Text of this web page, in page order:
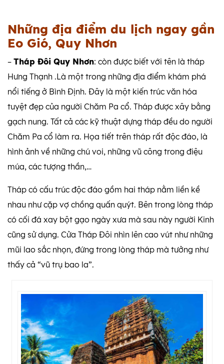
Những địa điểm du lịch ngay gần
Eo Gió, Quy Nhơn
– Tháp Đôi Quy Nhơn: còn được biết với tên là tháp
Hưng Thạnh .Là một trong những địa điểm khám phá
nổi tiếng ở Bình Định. Đây là một kiến trúc văn hóa
tuyệt đẹp của người Chăm Pa cổ. Tháp được xây bằng
gạch nung. Tất cả các kỹ thuật dựng tháp đều do người
Chăm Pa cổ làm ra. Họa tiết trên tháp rất độc đáo, là
hình ảnh về những chú voi, những vũ công trong điệu
múa, các tượng thần,…
Tháp có cấu trúc độc đáo gồm hai tháp nằm liền kề
nhau như cặp vợ chồng quấn quýt. Bên trong lòng tháp
có cối đá xay bột gạo ngày xưa mà sau này người Kinh
cũng sử dụng. Cửa Tháp Đôi nhìn lên cao vút như những
mũi lao sắc nhọn, đứng trong lòng tháp mà tưởng như
thấy cả “vũ trụ bao la”.